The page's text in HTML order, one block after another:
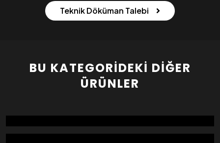
Teknik Döküman Talebi
BU KATEGORIDEKI DIĞER
ÜRÜNLER
İPEK GERME